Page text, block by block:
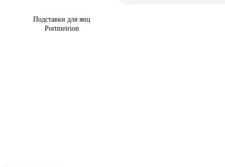
Подставки для яиц
Portmeirion